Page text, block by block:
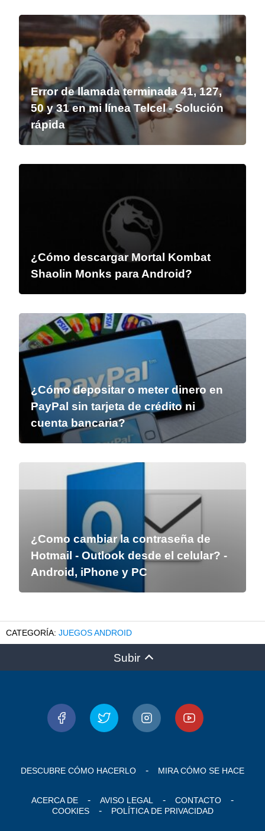
Error de llamada terminada 41, 127,
50 y 31 en mi línea Telcel - Solución
rápida
¿Cómo descargar Mortal Kombat
Shaolin Monks para Android?
¿Cómo depositar o meter dinero en
PayPal sin tarjeta de crédito ni
cuenta bancaria?
¿Como cambiar la contraseña de
Hotmail - Outlook desde el celular? -
Android, iPhone y PC
JUEGOS ANDROID
Subir
DESCUBRE CÓMO HACERLO MIRA CÓMO SE HACE
ACERCA DE AVISO LEGAL
CONTACTO
COOKIES
POLÍTICA DE PRIVACIDAD